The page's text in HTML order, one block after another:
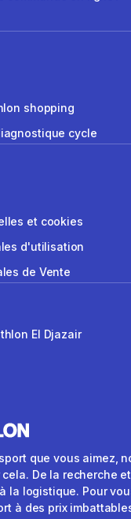
shopping
cycle
et cookies
d'utilisation
de Vente
El Djazair
que vous aimez,
De la recherche
la logistique. Pour
à des prix